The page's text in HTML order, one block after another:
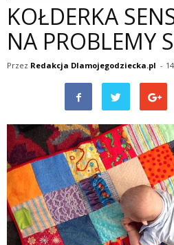
KOŁDERKA
NA PROBLEMY
Przez Redakcja Dlamojegodziecka.pl -